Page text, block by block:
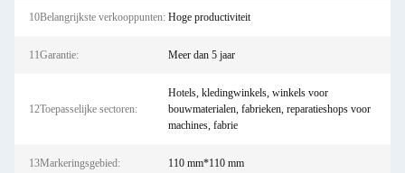
10Belangrijkste verkooppunten: Hoge productiviteit
11Garantie: Meer dan 5 jaar
12Toepasselijke sectoren:
Hotels, kledingwinkels, winkels voor
bouwmaterialen, fabrieken, reparatieshops voor
machines, fabrie
13Markeringsgebied: 110 mm*110 mm